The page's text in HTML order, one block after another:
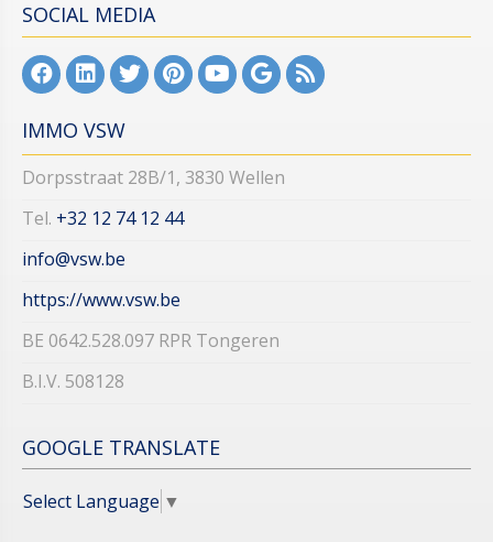
SOCIAL MEDIA
IMMO VSW
Dorpsstraat 28B/1, 3830 Wellen
Tel. +32 12 74 12 44​​​​​​​
info@vsw.be
https://www.vsw.be
BE 0642.528.097 RPR Tongeren
B.I.V. 508128
GOOGLE TRANSLATE
Select Language ▼